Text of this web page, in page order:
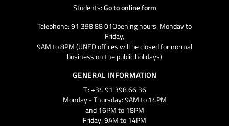
Students:Go to online form
Telephone: 91 398 88 01Opening hours: Monday to
Friday,
9AM to 8PM (UNED offices will be closed for normal
business on the public holidays)
GENERAL INFORMATION
T.: +34 91 398 66 36
Monday - Thursday: 9AM to 14PM
and 16PM to 18PM
Friday: 9AM to 14PM